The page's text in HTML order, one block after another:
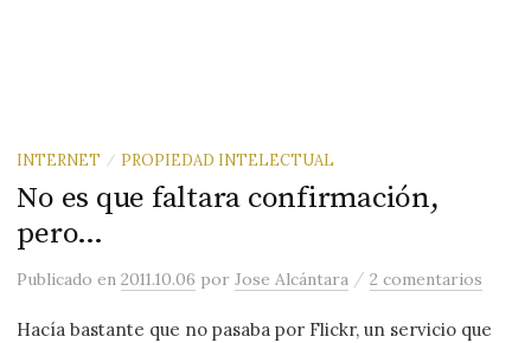
INTERNET / PROPIEDAD INTELECTUAL
No es que faltara confirmación,
pero…
Publicadoen2011.10.06 porJose Alcántara /2 comentarios
Hacía bastante que no pasaba por Flickr, un servicio que